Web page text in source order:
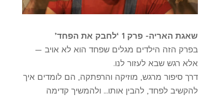
שאגת האריה- פרק 1 ‘לחבק את הפחד’
בפרק הזה הילדים מגלים שפחד הוא לא אויב —
אלא רגש שבא לעזור לנו.
דרך סיפור מרגש, מוזיקה והרפתקה, הם לומדים איך
להקשיב לפחד, להבין אותו… ולהמשיך קדימה